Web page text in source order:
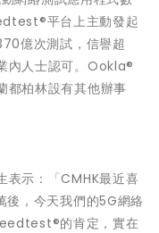
平台上主動發起
億次測試，信譽超
內人士認可。Ookla®
都柏林設有其他辦事
表示：「CMHK最近喜
，今天我們的5G網絡
的肯定，實在